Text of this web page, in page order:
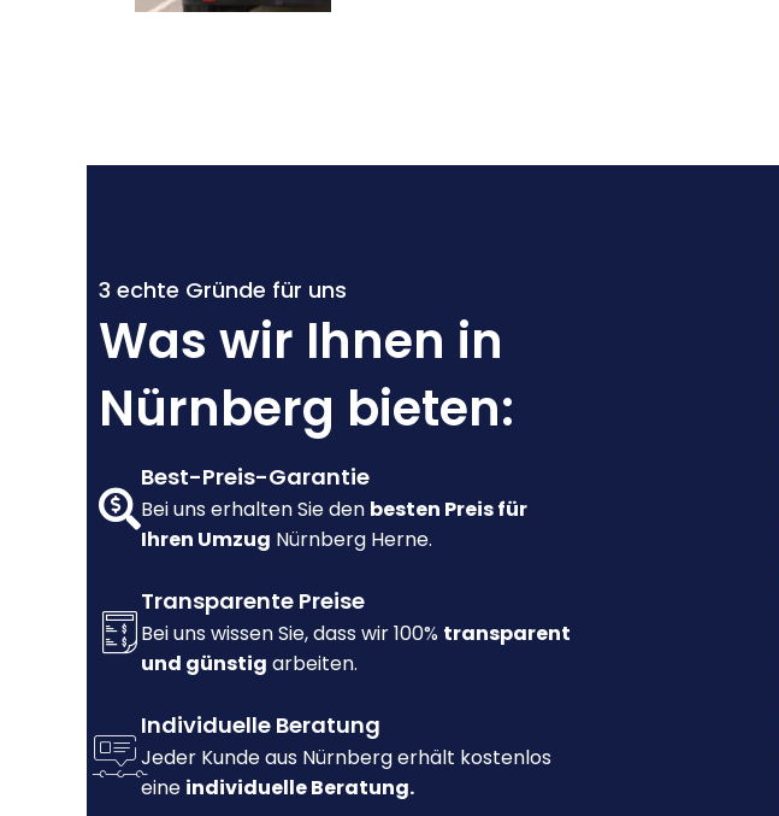
3 echte Gründe für uns
Was wir Ihnen in
Nürnberg bieten:
Best-Preis-Garantie
Bei uns erhalten Sie den besten Preis für
Ihren Umzug Nürnberg Herne.
Transparente Preise
Bei uns wissen Sie, dass wir 100% transparent
und günstig arbeiten.
Individuelle Beratung
Jeder Kunde aus Nürnberg erhält kostenlos
eine individuelle Beratung.